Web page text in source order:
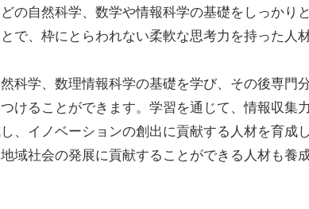
の自然科学、数学や情報科学の基礎をしっかり
で、枠にとらわれない柔軟な思考力を持った人
科学、数理情報科学の基礎を学び、その後専門
けることができます。学習を通じて、情報収集
、イノベーションの創出に貢献する人材を育成
域社会の発展に貢献することができる人材も養